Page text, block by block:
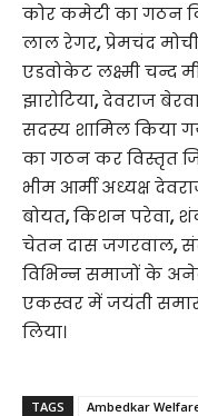
कोर कमेटी का गठन
लाल रेगर,प्रेमचंद मोची
एडवोकेट लक्ष्मी चन्द
झारोटिया,देवराज
सदस्य शामिल किया
का गठन कर विस्तृत
भीम आर्मी अध्यक्ष
बोयत,किशन परेवा,
चेतन दास जगरवाल,
विभिन्न समाजों के
एकस्वर में जयंती
लिया।
TAGS Ambedkar